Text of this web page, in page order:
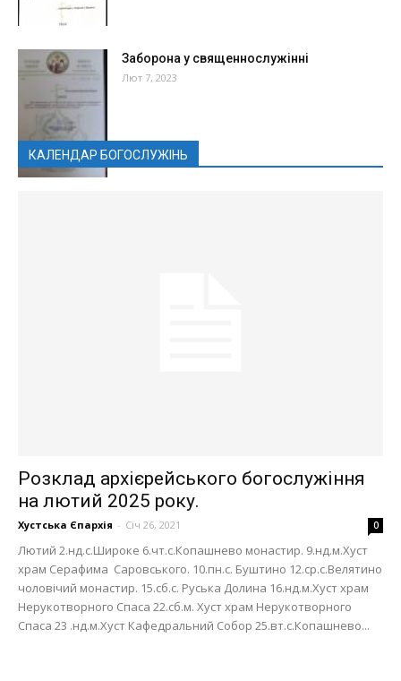
Заборона у священнослужінні
Лют 7, 2023
КАЛЕНДАР БОГОСЛУЖІНЬ
Розклад архієрейського богослужіння
на лютий 2025 року.
Хустська Єпархія - Січ 26, 2021 0
Лютий 2.нд.с.Широке 6.чт.с.Копашнево монастир. 9.нд.м.Хуст
храм Серафима Саровського. 10.пн.с. Буштино 12.ср.с.Велятино
чоловічий монастир. 15.сб.с. Руська Долина 16.нд.м.Хуст храм
Нерукотворного Спаса 22.сб.м. Хуст храм Нерукотворного
Спаса 23 .нд.м.Хуст Кафедральний Собор 25.вт.с.Копашнево...